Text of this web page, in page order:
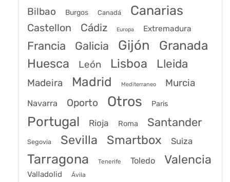
Bilbao Burgos Canadá Canarias
Castellon Cádiz Europa Extremadura
Francia Galicia Gijón Granada
Huesca León Lisboa Lleida
Madeira Madrid Mediterraneo Murcia
Navarra Oporto Otros Paris
Portugal Rioja Roma Santander
Segovia Sevilla Smartbox Suiza
Tarragona Tenerife Toledo Valencia
Valladolid Ávila